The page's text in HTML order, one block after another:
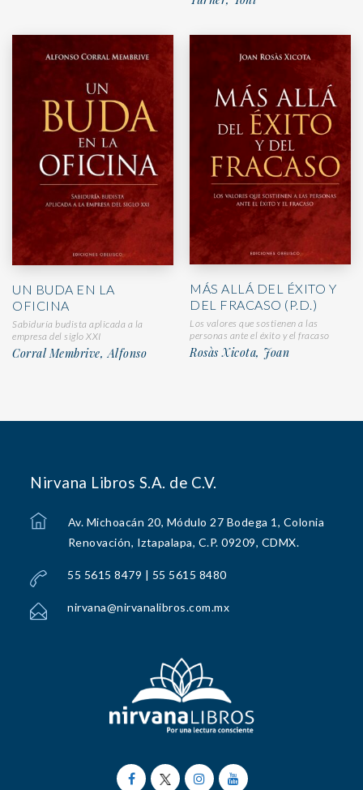
UN BUDA EN LA
OFICINA
Sabiduría budista aplicada a la
empresa del siglo XXI
Corral Membrive, Alfonso
MÁS ALLÁ DEL ÉXITO Y
DEL FRACASO (P.D.)
Los valores que sostienen a las
personas ante el éxito y el fracaso
Rosàs Xicota, Joan
Nirvana Libros S.A. de C.V.
Av. Michoacán 20, Módulo 27 Bodega 1, Colonia
Renovación, Iztapalapa, C.P. 09209, CDMX.
55 5615 8479 | 55 5615 8480
nirvana@nirvanalibros.com.mx